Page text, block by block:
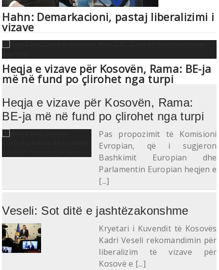
Hahn: Demarkacioni, pastaj liberalizimi i
vizave
Heqja e vizave për Kosovën, Rama: BE-ja
më në fund po çlirohet nga turpi
Heqja e vizave për Kosovën, Rama:
BE-ja më në fund po çlirohet nga turpi
Pas propozimit të Komisioni
Evropian, që i sugjeron
Bashkimit Europian dhe
Parlamentin Europian heqjen e
[...]
Veseli: Sot ditë e jashtëzakonshme
Kryetari i Kuvendit të Kosovës
Kadri Veseli rekomandimin për
liberalizim të vizave për
Kosovë e [...]